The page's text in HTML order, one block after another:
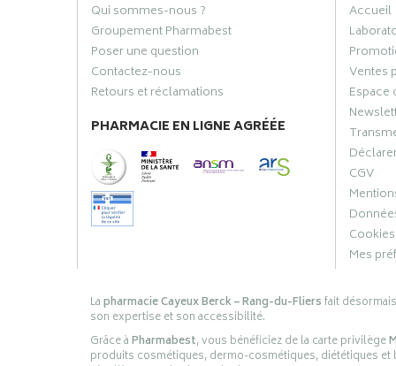
Qui sommes-nous ?
Groupement Pharmabest
Poser une question
Contactez-nous
Retours et réclamations
PHARMACIE EN LIGNE AGRÉÉE
Accueil
Ventes
Espace
CGV
Cookies
Mes
Lapharmacie Cayeux Berck – Rang-du-Fliersfait
son expertise et son accessibilité.
Grâce àPharmabest, vous bénéficiez de la carte privilège
produits cosmétiques, dermo-cosmétiques, diététiques